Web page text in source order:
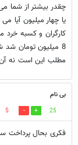
چقدر بیشتر از شما
یا چهار میلیون آیا
8 میلیون تومان شد
مطلب این است نه
بی نام
25
5
فکری بحال پرداخت